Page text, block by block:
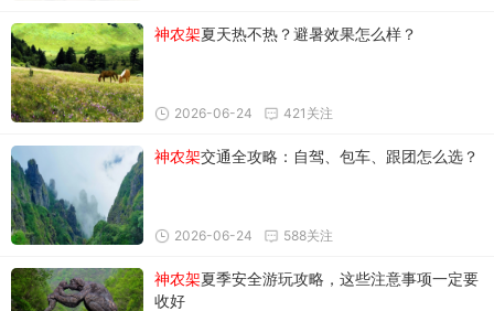
神农架夏天热不热？避暑效果怎么样？
421关注
2026-06-24
神农架交通全攻略：自驾、包车、跟团怎么选？
588关注
2026-06-24
神农架夏季安全游玩攻略，这些注意事项一定要
收好